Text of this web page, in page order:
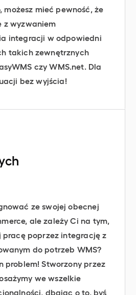
możesz mieć pewność, że
z wyzwaniem
integracji w odpowiedni
takich zewnętrznych
czy WMS.net. Dla
bez wyjścia!
ze swojej obecnej
ale zależy Ci na tym,
pracę poprzez integrację z
do potrzeb WMS?
problem! Stworzony przez
we wszelkie
dbając o to, byś